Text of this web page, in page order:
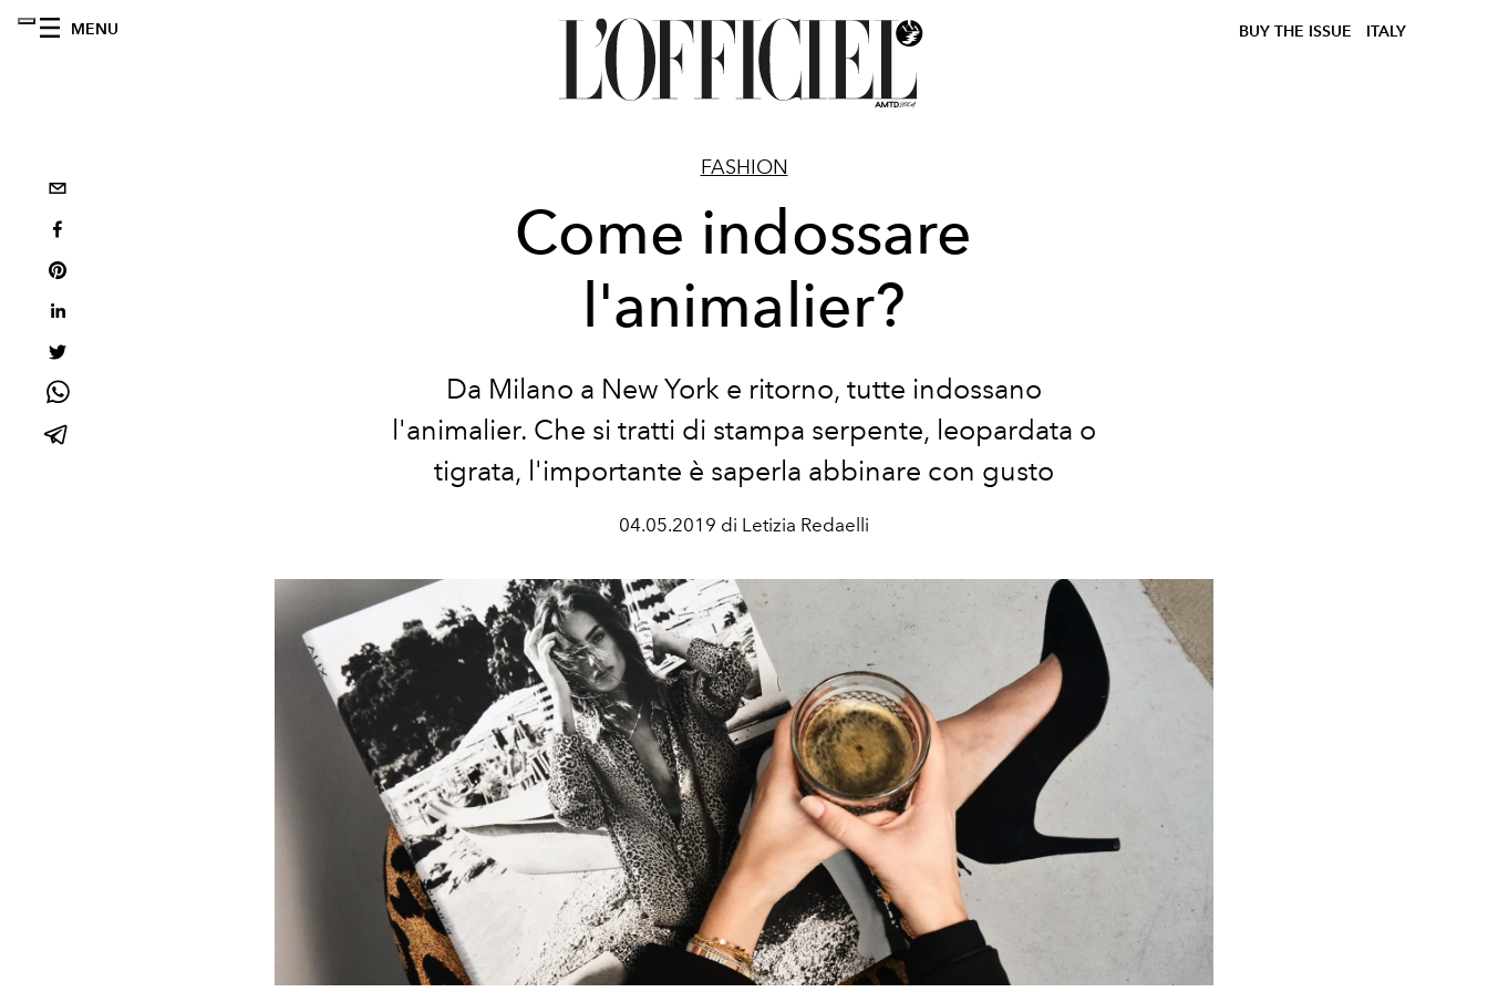
MENU BUY THE ISSUE ITALY
FASHION
Come indossare
l'animalier?
Da Milano a New York e ritorno, tutte indossano
l'animalier. Che si tratti di stampa serpente, leopardata o
tigrata, l'importante è saperla abbinare con gusto
04.05.2019 di Letizia Redaelli